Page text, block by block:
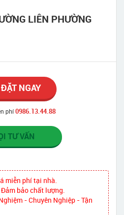
LIÊN PHƯỜNG
ĐẶT NGAY
phí0986.13.44.88
TƯ VẤN
miễn phí tại nhà.
bảo chất lượng.
- Chuyên Nghiệp - Tận